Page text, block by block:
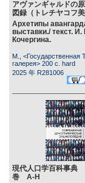
アヴァンギャルドの
図録（トレチヤコフ美
Архетипы
выставки./ текст.
Кочергина.
М., <Государственная
галерея> 200 c. hard
2025 年 R281006
現代人口学百科事
巻 А-Н